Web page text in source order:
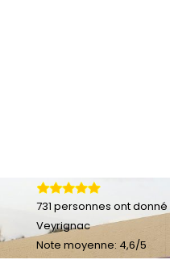
731 personnes ont
Veyrignac
Note moyenne: 4,6/5